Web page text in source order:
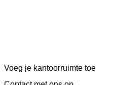
Voeg je kantoorruimte toe